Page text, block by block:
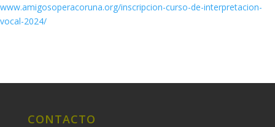
www.amigosoperacoruna.org/inscripcion-curso-de-interpretacion-
vocal-2024/
CONTACTO